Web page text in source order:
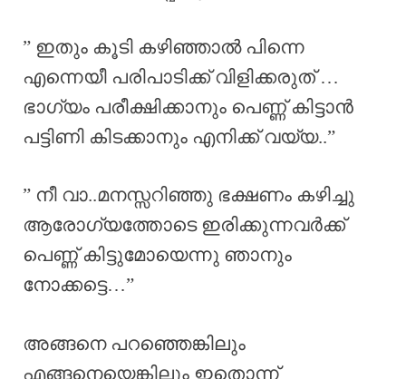
” ഇതും കൂടി കഴിഞ്ഞാൽ പിന്നെ
എന്നെയീ പരിപാടിക്ക് വിളിക്കരുത് …
ഭാഗ്യം പരീക്ഷിക്കാനും പെണ്ണ് കിട്ടാൻ
പട്ടിണി കിടക്കാനും എനിക്ക് വയ്യ..”
” നീ വാ..മനസ്സറിഞ്ഞു ഭക്ഷണം കഴിച്ചു
ആരോഗ്യത്തോടെ ഇരിക്കുന്നവർക്ക്
പെണ്ണ് കിട്ടുമോയെന്നു ഞാനും
നോക്കട്ടെ…”
അങ്ങനെ പറഞ്ഞെങ്കിലും
എങ്ങനെയെങ്കിലും ഇതൊന്ന്